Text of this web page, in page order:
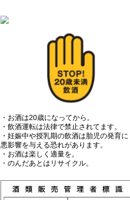
・お酒は20歳になってから。
・飲酒運転は法律で禁止されてます。
・妊娠中や授乳期の飲酒は胎児の発育に
悪影響を与える恐れがあります。
・お酒は楽しく適量を。
・のんだあとはリサイクル。